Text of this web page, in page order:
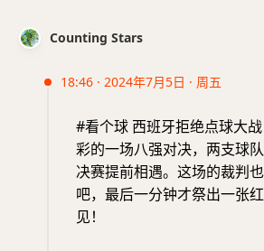
Counting Stars
18:46 · 2024年7月5日 · 周五
#看个球 西班牙拒绝点球大
彩的一场八强对决，两支球
决赛提前相遇。这场的裁判
吧，最后一分钟才祭出一张
见！